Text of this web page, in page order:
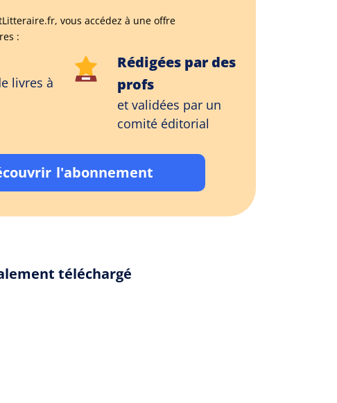
vous accédez à une offre
:
livres à
Rédigées par des
profs
et validées par un
comité éditorial
l'abonnement
téléchargé